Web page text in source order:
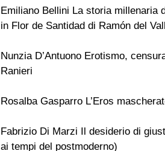
Emiliano Bellini La storia millenaria
in Flor de Santidad di Ramón del
Nunzia D’Antuono Erotismo,
Ranieri
Rosalba Gasparro L’Eros
Fabrizio Di Marzi Il desiderio di
ai tempi del postmoderno)